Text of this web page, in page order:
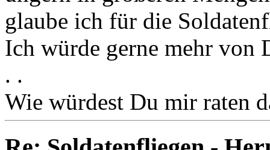
glaube ich für die
Ich würde gerne mehr von
. .
Wie würdest Du mir raten